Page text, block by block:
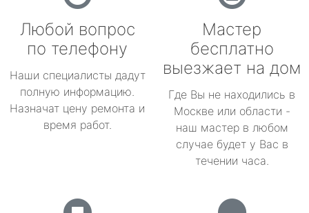
Любой вопрос
по телефону
Наши специалисты дадут
полную информацию.
Назначат цену ремонта и
время работ.
Мастер
бесплатно
выезжает на дом
Где Вы не находились в
Москве или области -
наш мастер в любом
случае будет у Вас в
течении часа.